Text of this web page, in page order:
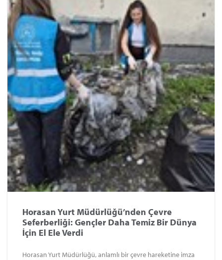
Horasan Yurt Müdürlüğü’nden Çevre
Seferberliği: Gençler Daha Temiz Bir Dünya
İçin El Ele Verdi
Horasan Yurt Müdürlüğü, anlamlı bir çevre hareketine imza